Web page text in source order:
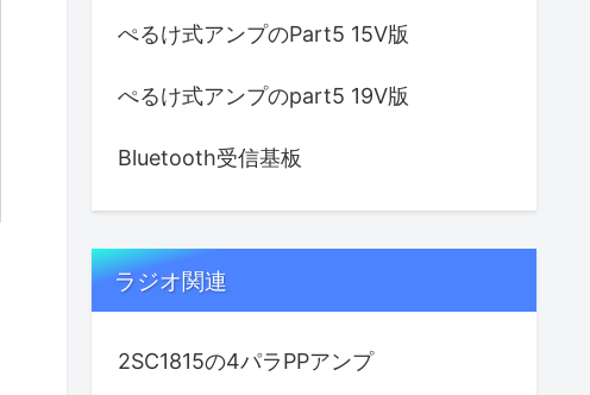
ぺるけ式アンプのPart5 15V版
ぺるけ式アンプのpart5 19V版
Bluetooth受信基板
ラジオ関連
2SC1815の4パラPPアンプ